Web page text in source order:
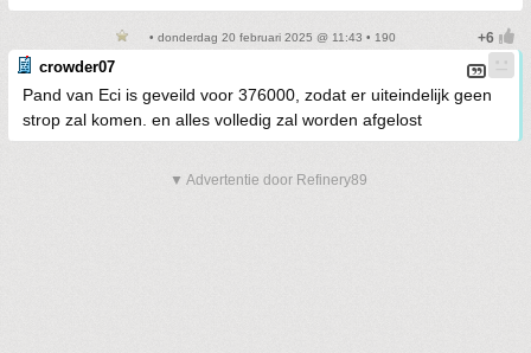
• donderdag 20 februari 2025 @ 11:43 • 190
crowder07
Pand van Eci is geveild voor 376000, zodat er uiteindelijk geen
strop zal komen. en alles volledig zal worden afgelost
▼ Advertentie door Refinery89